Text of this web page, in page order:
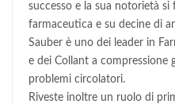
successo e la sua notorietà si
farmaceutica e su decine di
Sauber è uno dei leader in
e dei Collant a compressione
problemi circolatori.
Riveste inoltre un ruolo di